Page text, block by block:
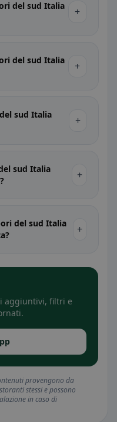
del sud Italia
+
del sud Italia
+
sud Italia
+
sud Italia
+
del sud Italia
+
aggiuntivi, filtri e
provengono da
stessi e possono
in caso di